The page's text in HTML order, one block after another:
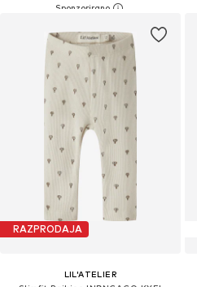
RAZPRODAJA
LIL'ATELIER